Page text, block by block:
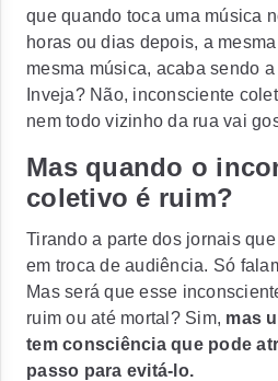
que quando toca uma música
horas ou dias depois, a
mesma música, acaba sendo
Inveja? Não, inconsciente
nem todo vizinho da rua vai
Mas quando o
coletivo é ruim?
Tirando a parte dos jornais
em troca de audiência. Só
Mas será que esse
ruim ou até mortal? Sim, mas
tem consciência que pode
passo para evitá-lo.